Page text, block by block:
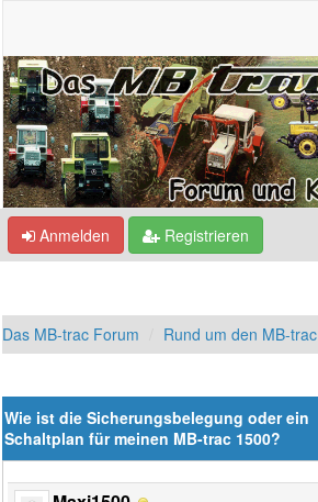
Anmelden Registrieren
Das MB-trac Forum Rund um den MB-trac
Wie ist die Sicherungsbelegung oder ein
Schaltplan für meinen MB-trac 1500?